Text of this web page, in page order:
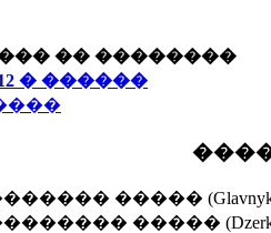
�� ��������
� ������
����� (Glavnyk
����� (Dzerkal